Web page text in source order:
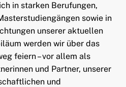
in starken Berufungen,
sowie in
unserer aktuellen
werden wir über das
feiern – vor allem als
und Partner, unserer
und